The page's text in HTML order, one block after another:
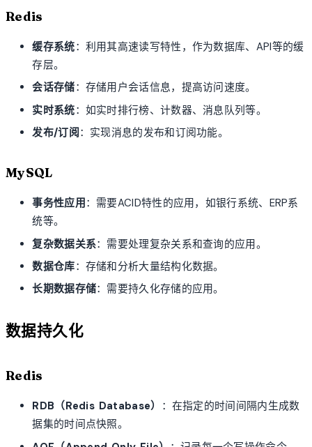
Redis
缓存系统：利用其高速读写特性，作为数据库、API等的缓
存层。
会话存储：存储用户会话信息，提高访问速度。
实时系统：如实时排行榜、计数器、消息队列等。
发布/订阅 ：实现消息的发布和订阅功能。
MySQL
事务性应用 ：需要ACID特性的应用，如银行系统、ERP系
统等。
复杂数据关系：需要处理复杂关系和查询的应用。
数据仓库：存储和分析大量结构化数据。
长期数据存储：需要持久化存储的应用。
数据持久化
Redis
RDB（Redis Database）
：在指定的时间间隔内生成数
据集的时间点快照。